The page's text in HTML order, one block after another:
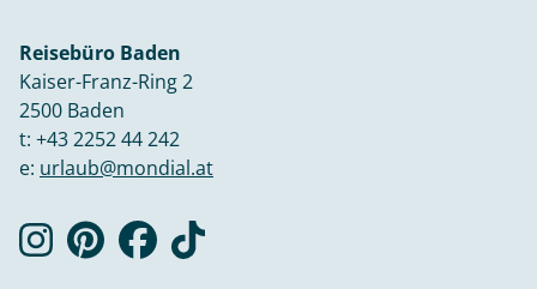
Reisebüro Baden
Kaiser-Franz-Ring 2
2500 Baden
t: +43 2252 44 242
e: urlaub@mondial.at